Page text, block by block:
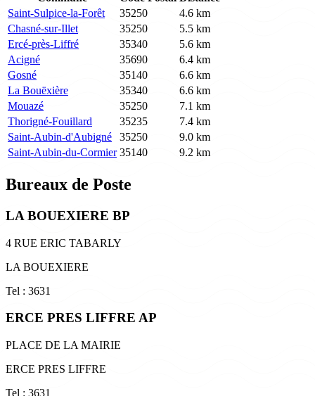
Saint-Sulpice-la-Forêt
35250
4.6 km
Chasné-sur-Illet
35250
5.5 km
Ercé-près-Liffré
35340
5.6 km
Acigné
35690
6.4 km
Gosné
35140
6.6 km
La Bouëxière
35340
6.6 km
Mouazé
35250
7.1 km
Thorigné-Fouillard
35235
7.4 km
Saint-Aubin-d'Aubigné
35250
9.0 km
Saint-Aubin-du-Cormier 35140 9.2 km
Bureaux de Poste
LA BOUEXIERE BP
4 RUE ERIC TABARLY
LA BOUEXIERE
Tel : 3631
ERCE PRES LIFFRE AP
PLACE DE LA MAIRIE
ERCE PRES LIFFRE
Tel : 3631